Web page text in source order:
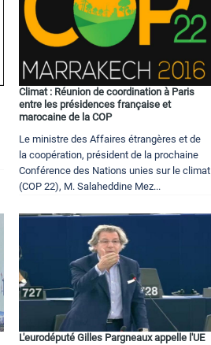
Climat : Réunion de coordination à Paris
entre les présidences française et
marocaine de la COP
Le ministre des Affaires étrangères et de
la coopération, président de la prochaine
Conférence des Nations unies sur le climat
(COP 22), M. Salaheddine Mez...
L'eurodéputé Gilles Pargneaux appelle l'UE